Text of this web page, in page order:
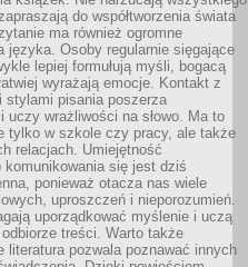
do współtworzenia świata
ma również ogromne
języka. Osoby regularnie sięgające
lepiej formułują myśli, bogacą
wyrażają emocje. Kontakt z
stylami pisania poszerza
uczy wrażliwości na słowo. Ma to
tylko w szkole czy pracy, ale także
relacjach. Umiejętność
komunikowania się jest dziś
ponieważ otacza nas wiele
uproszczeń i nieporozumień.
uporządkować myślenie i uczą
treści. Warto także
literatura pozwala poznawać innych